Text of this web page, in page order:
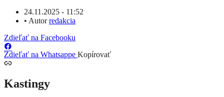
24.11.2025 - 11:52
• Autorredakcia
Zdieľať na Facebooku
Zdieľať na Whatsappe Kopírovať
Kastingy